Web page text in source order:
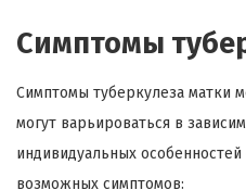
Симптомы
Симптомы туберкулеза матки
могут варьироваться в
индивидуальных
возможных симптомов: